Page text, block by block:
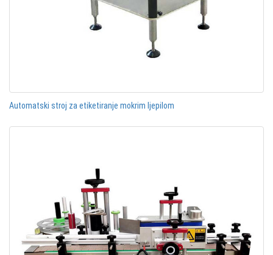
Automatski stroj za etiketiranje mokrim ljepilom